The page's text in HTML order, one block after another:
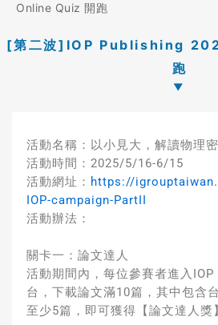
Online Quiz 開跑
[第二波]IOP Publishing
跑
活動名稱：以小見大，解讀物理
活動時間：2025/5/16-6/15
活動網址： https://
IOP-campaign-PartII
活動辦法：
關卡一：論文達人
活動期間內，每位參賽者進入
台，下載論文滿10篇，其中包含
至少5篇，即可獲得【論文達人獎